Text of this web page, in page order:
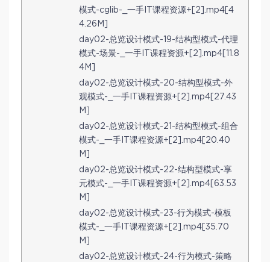
模式-cglib-_一手IT课程资源+[2].mp4[4
4.26M]
day02-总览设计模式-19-结构型模式-代理
模式-场景-_一手IT课程资源+[2].mp4[11.8
4M]
day02-总览设计模式-20-结构型模式-外
观模式-_一手IT课程资源+[2].mp4[27.43
M]
day02-总览设计模式-21-结构型模式-组合
模式-_一手IT课程资源+[2].mp4[20.40
M]
day02-总览设计模式-22-结构型模式-享
元模式-_一手IT课程资源+[2].mp4[63.53
M]
day02-总览设计模式-23-行为模式-模板
模式-_一手IT课程资源+[2].mp4[35.70
M]
day02-总览设计模式-24-行为模式-策略